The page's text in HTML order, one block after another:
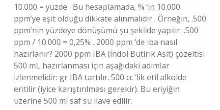
10.000 = yüzde . Bu hesaplamada, % ‘in 10.000
ppm’ye eşit olduğu dikkate alınmalıdır . Örneğin, .500
ppm’nin yüzdeye dönüşümü şu şekilde yapılır: .500
ppm / 10.000 = 0,25% . 2000 ppm ‘de ıba nasıl
hazırlanır? 2000 ppm IBA (İndol Butirik Asit) çözeltisi
500 mL hazırlanması için aşağıdaki adımlar
izlenmelidir: gr IBA tartılır. 500 cc ‘lik etil alkolde
eritilir (iyice karıştırılması gerekir). Bu eriyiğin
üzerine 500 ml saf su ilave edilir.